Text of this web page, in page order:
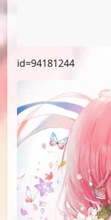
id=94181244